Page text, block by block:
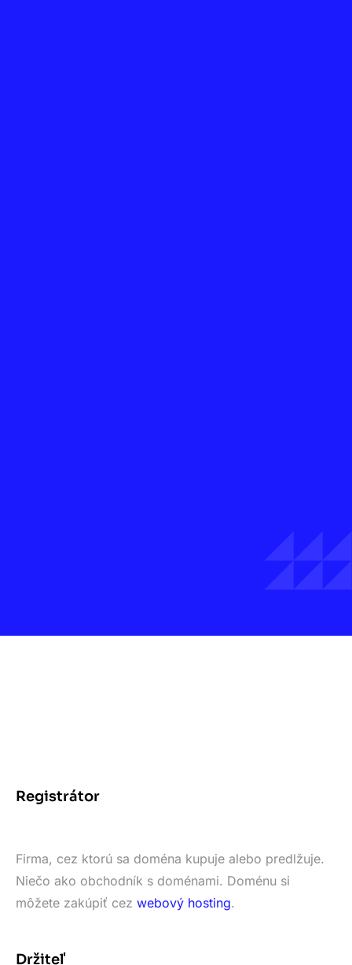
Registrátor
Firma, cez ktorú sa doména kupuje alebo predlžuje.
Niečo ako obchodník s doménami. Doménu si
môžete zakúpiť cez webový hosting.
Držiteľ